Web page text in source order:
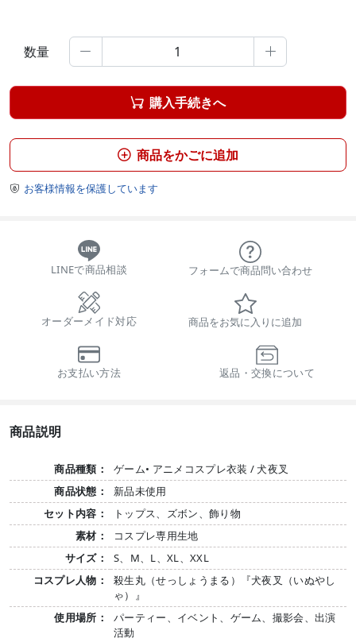
数量  
 購入手続きへ
 商品をかごに追加
 お客様情報を保護しています
LINEで商品相談 フォームで商品問い合わせ
オーダーメイド対応 商品をお気に入りに追加
お支払い方法 返品・交換について
商品説明
商品種類：
ゲーム• アニメコスプレ衣装 / 犬夜叉
商品状態：
新品未使用
セット内容：
トップス、ズボン、飾り物
素材：
コスプレ専用生地
サイズ：
S、M、L、XL、XXL
コスプレ人物：
殺生丸（せっしょうまる）『犬夜叉（いぬやし
ゃ）』
使用場所：
パーティー、イベント、ゲーム、撮影会、出演
活動